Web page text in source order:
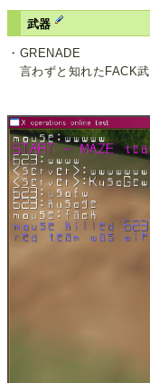
武器
・GRENADE
言わずと知れたFACK武